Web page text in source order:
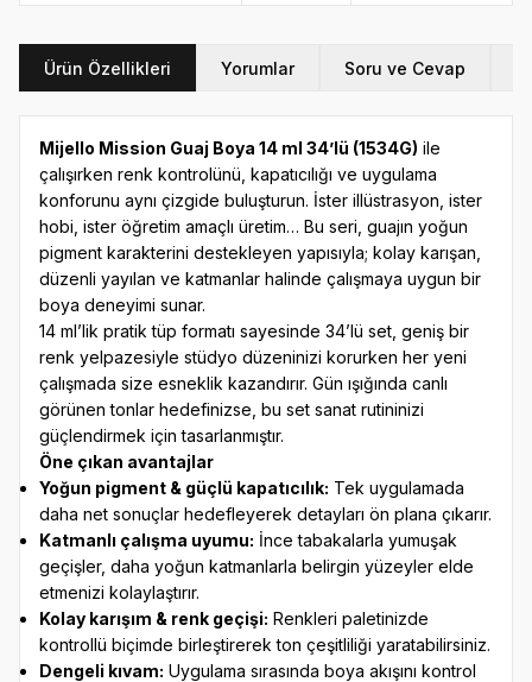
Ürün Özellikleri Yorumlar Soru ve Cevap
Mijello Mission Guaj Boya 14 ml 34’lü (1534G) ile
çalışırken renk kontrolünü, kapatıcılığı ve uygulama
konforunu aynı çizgide buluşturun. İster illüstrasyon, ister
hobi, ister öğretim amaçlı üretim… Bu seri, guajın yoğun
pigment karakterini destekleyen yapısıyla; kolay karışan,
düzenli yayılan ve katmanlar halinde çalışmaya uygun bir
boya deneyimi sunar.
14 ml’lik pratik tüp formatı sayesinde 34’lü set, geniş bir
renk yelpazesiyle stüdyo düzeninizi korurken her yeni
çalışmada size esneklik kazandırır. Gün ışığında canlı
görünen tonlar hedefinizse, bu set sanat rutininizi
güçlendirmek için tasarlanmıştır.
Öne çıkan avantajlar
Yoğun pigment & güçlü kapatıcılık: Tek uygulamada
daha net sonuçlar hedefleyerek detayları ön plana çıkarır.
Katmanlı çalışma uyumu: İnce tabakalarla yumuşak
geçişler, daha yoğun katmanlarla belirgin yüzeyler elde
etmenizi kolaylaştırır.
Kolay karışım & renk geçişi: Renkleri paletinizde
kontrollü biçimde birleştirerek ton çeşitliliği yaratabilirsiniz.
Dengeli kıvam: Uygulama sırasında boya akışını kontrol